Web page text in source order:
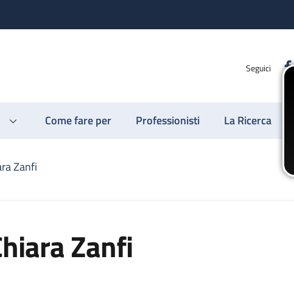
Seguici
Come fare per Professionisti La Ricerca
Zanfi
Zanfi